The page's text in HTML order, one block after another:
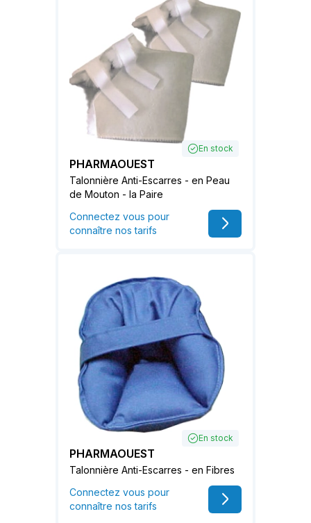
En stock
PHARMAOUEST
Talonnière Anti-Escarres - en Peau
de Mouton - la Paire
Connectez vous pour
connaître nos tarifs
En stock
PHARMAOUEST
Talonnière Anti-Escarres - en Fibres
Connectez vous pour
connaître nos tarifs